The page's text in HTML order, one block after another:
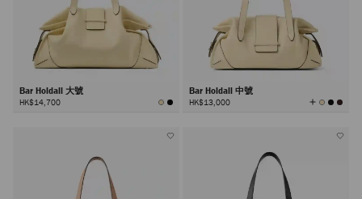
Bar Holdall 大號
HK$14,700
Bar Holdall 中號
HK$13,000 查
看